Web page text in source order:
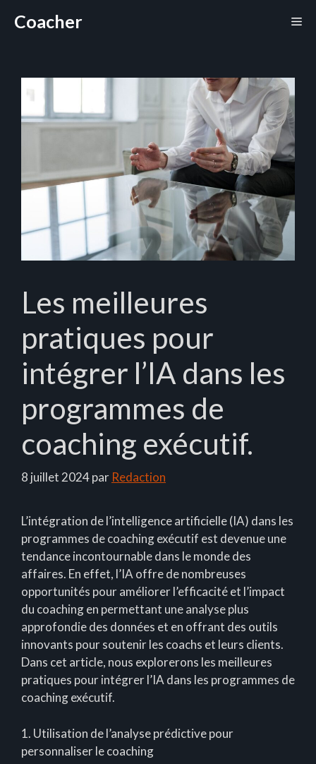
Coacher
Les meilleures
pratiques pour
intégrer l’IA dans les
programmes de
coaching exécutif.
8 juillet 2024par Redaction
L’intégration de l’intelligence artificielle (IA) dans les
programmes de coaching exécutif est devenue une
tendance incontournable dans le monde des
affaires. En effet, l’IA offre de nombreuses
opportunités pour améliorer l’efficacité et l’impact
du coaching en permettant une analyse plus
approfondie des données et en offrant des outils
innovants pour soutenir les coachs et leurs clients.
Dans cet article, nous explorerons les meilleures
pratiques pour intégrer l’IA dans les programmes de
coaching exécutif.
1. Utilisation de l’analyse prédictive pour
personnaliser le coaching